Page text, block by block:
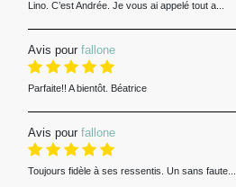
Lino. C’est Andrée. Je vous ai appelé tout a...
Avis pour fallone
Parfaite!! A bientôt. Béatrice
Avis pour fallone
Toujours fidèle à ses ressentis. Un sans faute...